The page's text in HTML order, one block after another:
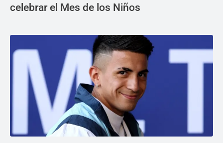
celebrar el Mes de los Niños